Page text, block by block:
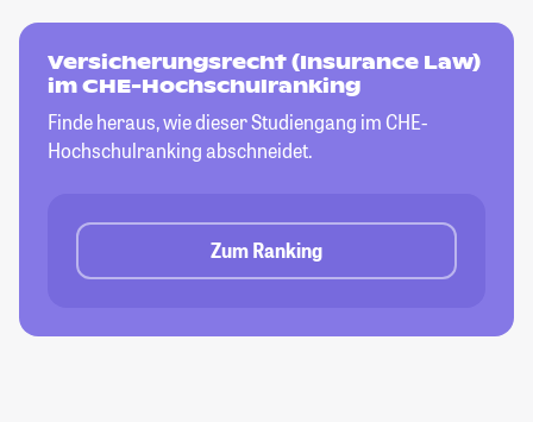
Versicherungsrecht (Insurance Law)
im CHE-Hochschulranking
Finde heraus, wie dieser Studiengang im CHE-
Hochschulranking abschneidet.
Zum Ranking